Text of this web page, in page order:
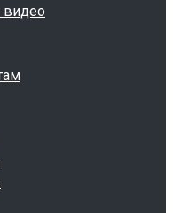
видео